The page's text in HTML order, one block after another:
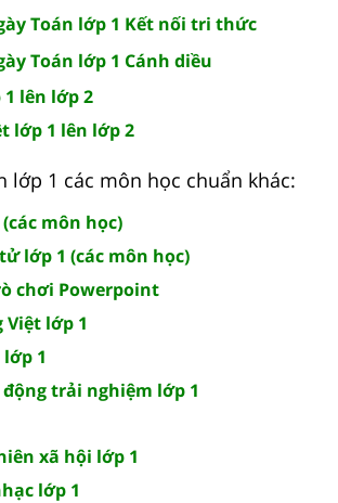
Toán lớp 1 Kết nối tri thức
Toán lớp 1 Cánh diều
lên lớp 2
lớp 1 lên lớp 2
lớp 1 các môn học chuẩn khác:
môn học)
lớp 1 (các môn học)
chơi Powerpoint
Việt lớp 1
1
trải nghiệm lớp 1
xã hội lớp 1
lớp 1